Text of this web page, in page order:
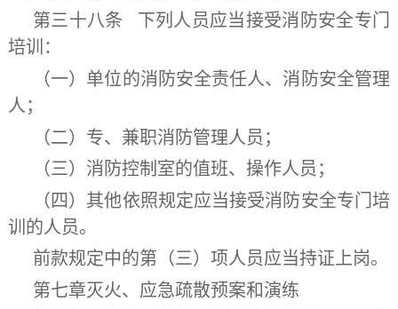
第三十八条 下列人员应当接受消防安全专门
培训：
（一）单位的消防安全责任人、消防安全管理
人；
（二）专、兼职消防管理人员；
（三）消防控制室的值班、操作人员；
（四）其他依照规定应当接受消防安全专门培
训的人员。
前款规定中的第（三）项人员应当持证上岗。
第七章灭火、应急疏散预案和演练